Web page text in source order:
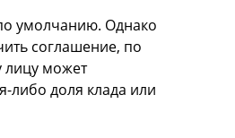
умолчанию. Однако
соглашение, по
может
либо доля клада или